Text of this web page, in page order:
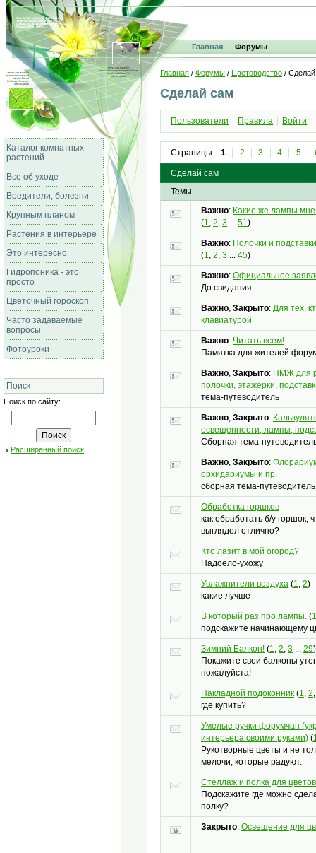
Главная Форумы
Каталог комнатных
растений
Все об уходе
Вредители, болезни
Крупным планом
Растения в интерьере
Это интересно
Гидропоника - это
просто
Цветочный гороскоп
Часто задаваемые
вопросы
Фотоуроки
Поиск
Поиск по сайту:
Расширенный поиск
Главная / Форумы / Цветоводство /
Сделай сам
Пользователи Правила Войти
Страницы: 1 2 3 4 5
Сделай сам
Темы
Важно: Какие же лампы
(1, 2, 3 ... 51)
Важно: Полочки и
(1, 2, 3 ... 45)
Важно: Официальное
До свидания
Важно, Закрыто: Для тех,
клавиатурой
Важно: Читать всем!
Памятка для жителей
Важно, Закрыто: ПМЖ для
полочки, этажерки,
тема-путеводитель
Важно, Закрыто:
освещенности, лампы,
Сборная тема-
Важно, Закрыто:
орхидариумы и пр.
сборная тема-путеводитель
Обработка горшков
как обработать б/у горшок,
выглядел отлично?
Кто лазит в мой огород?
Надоело-ухожу
Увлажнители воздуха (1, 2)
какие лучше
В который раз про лампы. (1
подскажите начинающему
Зимний Балкон! (1, 2, 3 ... 29)
Покажите свои балконы
пожалуйста!
Накладной подоконник (1, 2
где купить?
Умелые ручки форумчан
интерьера своими руками) (
Рукотворные цветы и не
мелочи, которые радуют.
Стеллаж и полка для цветов
Подскажите где можно
полку?
Закрыто: Освещение для